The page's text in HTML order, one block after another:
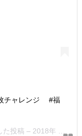
チャレンジ #福
た投稿 – 2018年 6月月5日午後11時49分PDT